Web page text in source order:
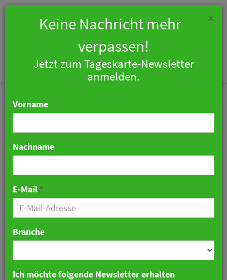
Mutmaßliche Entführerin
schildert Tat im Block-
Prozess
×
Keine Nachricht mehr
verpassen!
Jetzt zum Tageskarte-Newsletter
anmelden.
Vorname
Nachname
E-Mail *
Branche
Ich möchte folgende Newsletter erhalten